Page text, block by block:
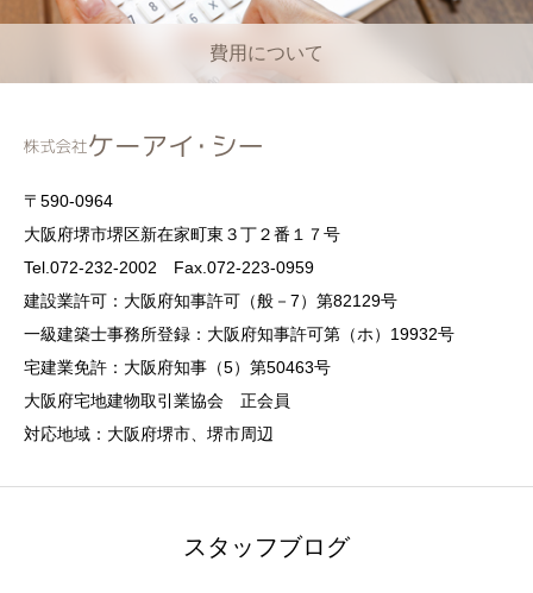
費用について
〒590-0964
大阪府堺市堺区新在家町東３丁２番１７号
Tel.072-232-2002 Fax.072-223-0959
建設業許可：大阪府知事許可（般－7）第82129号
一級建築士事務所登録：大阪府知事許可第（ホ）19932号
宅建業免許：大阪府知事（5）第50463号
大阪府宅地建物取引業協会 正会員
対応地域：大阪府堺市、堺市周辺
スタッフブログ